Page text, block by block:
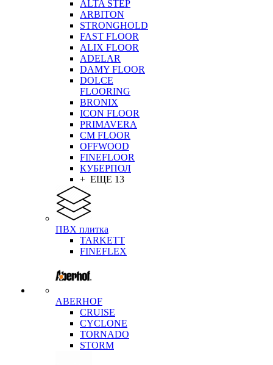
ALTA STEP
ARBITON
STRONGHOLD
FAST FLOOR
ALIX FLOOR
ADELAR
DAMY FLOOR
DOLCE
FLOORING
BRONIX
ICON FLOOR
PRIMAVERA
CM FLOOR
OFFWOOD
FINEFLOOR
КУБЕРПОЛ
+ ЕЩЕ 13
ПВХ плитка
TARKETT
FINEFLEX
ABERHOF
CRUISE
CYCLONE
TORNADO
STORM